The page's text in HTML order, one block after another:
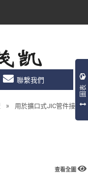
聯繫我們
»
用於擴口式JIC管件接頭的
查看全圖
圖表